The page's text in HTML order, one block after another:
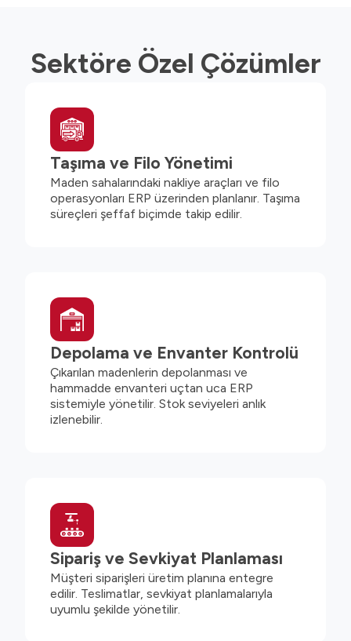
Sektöre Özel Çözümler
Taşıma ve Filo Yönetimi
Maden sahalarındaki nakliye araçları ve filo
operasyonları ERP üzerinden planlanır. Taşıma
süreçleri şeffaf biçimde takip edilir.
Depolama ve Envanter Kontrolü
Çıkarılan madenlerin depolanması ve
hammadde envanteri uçtan uca ERP
sistemiyle yönetilir. Stok seviyeleri anlık
izlenebilir.
Sipariş ve Sevkiyat Planlaması
Müşteri siparişleri üretim planına entegre
edilir. Teslimatlar, sevkiyat planlamalarıyla
uyumlu şekilde yönetilir.